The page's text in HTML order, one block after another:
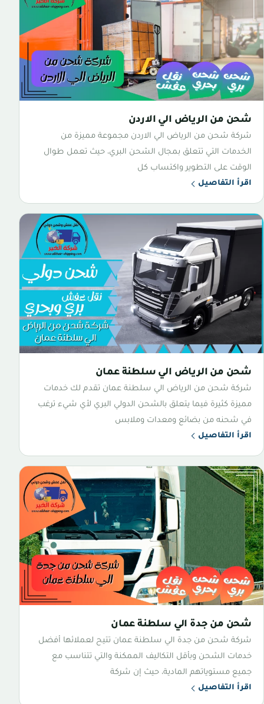
شحن من الرياض الي الاردن
شركة شحن من الرياض الي الاردن مجموعة مميزة من
الخدمات التي تتعلق بمجال الشحن البري، حيث تعمل طوال
الوقت على التطوير واكتساب كل
اقرأ التفاصيل
شحن من الرياض الي سلطنة عمان
شركة شحن من الرياض الي سلطنة عمان تقدم لك خدمات
مميزة كثيرة فيما يتعلق بالشحن الدولي البري لأي شيء ترغب
في شحنه من بضائع ومعدات وملابس
اقرأ التفاصيل
شحن من جدة الي سلطنة عمان
شركة شحن من جدة الي سلطنة عمان تتيح لعملائها أفضل
خدمات الشحن وبأقل التكاليف الممكنة والتي تتناسب مع
جميع مستوياتهم المادية، حيث إن شركة
اقرأ التفاصيل